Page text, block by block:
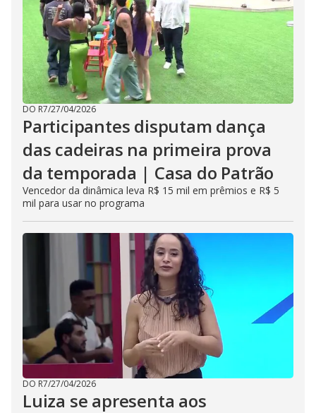
DO R7/27/04/2026
Participantes disputam dança
das cadeiras na primeira prova
da temporada | Casa do Patrão
Vencedor da dinâmica leva R$ 15 mil em prêmios e R$ 5
mil para usar no programa
DO R7/27/04/2026
Luiza se apresenta aos